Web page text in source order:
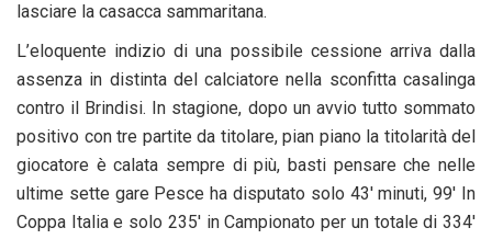
lasciare la casacca sammaritana.
L’eloquente indizio di una possibile cessione arriva dalla
assenza in distinta del calciatore nella sconfitta casalinga
contro il Brindisi. In stagione, dopo un avvio tutto sommato
positivo con tre partite da titolare, pian piano la titolarità del
giocatore è calata sempre di più, basti pensare che nelle
ultime sette gare Pesce ha disputato solo 43′ minuti, 99′ In
Coppa Italia e solo 235′ in Campionato per un totale di 334′